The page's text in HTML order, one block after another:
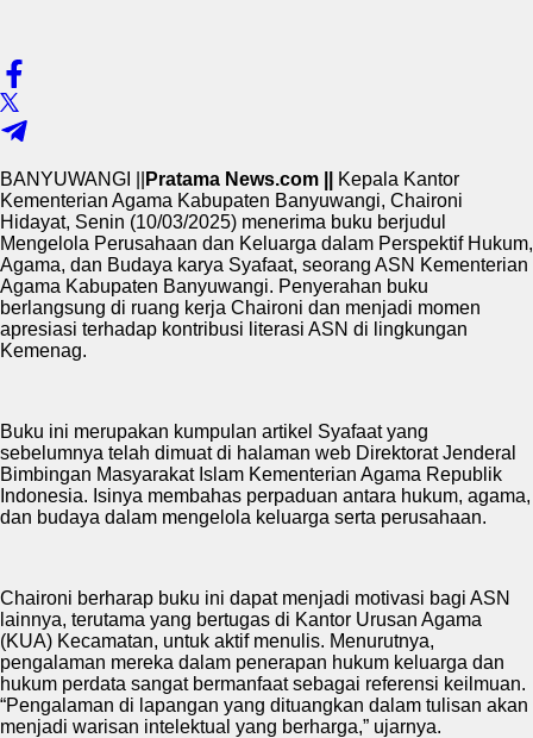
BANYUWANGI || Pratama News.com ||
Kepala Kantor
Kementerian Agama Kabupaten Banyuwangi, Chaironi
Hidayat, Senin (10/03/2025) menerima buku berjudul
Mengelola Perusahaan dan Keluarga dalam Perspektif Hukum,
Agama, dan Budaya karya Syafaat, seorang ASN Kementerian
Agama Kabupaten Banyuwangi. Penyerahan buku
berlangsung di ruang kerja Chaironi dan menjadi momen
apresiasi terhadap kontribusi literasi ASN di lingkungan
Kemenag.
Buku ini merupakan kumpulan artikel Syafaat yang
sebelumnya telah dimuat di halaman web Direktorat Jenderal
Bimbingan Masyarakat Islam Kementerian Agama Republik
Indonesia. Isinya membahas perpaduan antara hukum, agama,
dan budaya dalam mengelola keluarga serta perusahaan.
Chaironi berharap buku ini dapat menjadi motivasi bagi ASN
lainnya, terutama yang bertugas di Kantor Urusan Agama
(KUA) Kecamatan, untuk aktif menulis. Menurutnya,
pengalaman mereka dalam penerapan hukum keluarga dan
hukum perdata sangat bermanfaat sebagai referensi keilmuan.
“Pengalaman di lapangan yang dituangkan dalam tulisan akan
menjadi warisan intelektual yang berharga,” ujarnya.